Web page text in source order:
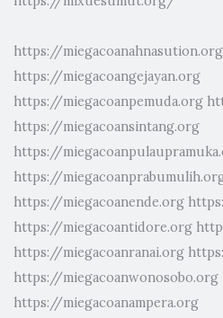
https://miegacoanahnasution.org
https://miegacoangejayan.org
https://miegacoanpemuda.org
https://miegacoansintang.org
https://
https://
https://miegacoanende.org
https://miegacoantidore.org
https://miegacoanranai.org
https://miegacoanwonosobo.org
https://miegacoanampera.org